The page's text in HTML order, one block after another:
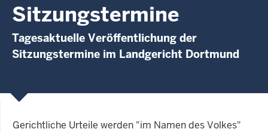
Sitzungstermine
Tagesaktuelle Veröffentlichung der
Sitzungstermine im Landgericht Dortmund
Gerichtliche Urteile werden "im Namen des Volkes"